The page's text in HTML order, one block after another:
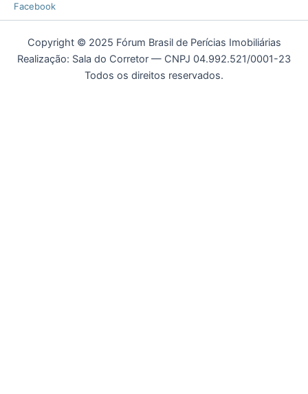
Facebook
Copyright © 2025 Fórum Brasil de Perícias Imobiliárias
Realização: Sala do Corretor — CNPJ 04.992.521/0001-23
Todos os direitos reservados.